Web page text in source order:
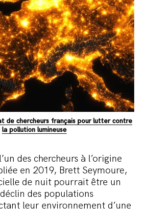
de chercheurs français pour lutter contre
la pollution lumineuse
des chercheurs à l’origine
en 2019, Brett Seymoure,
de nuit pourrait être un
des populations
leur environnement d’une